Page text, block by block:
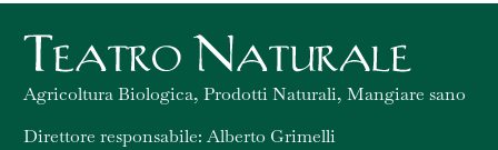
Agricoltura Biologica, Prodotti Naturali, Mangiare sano
Direttore responsabile: Alberto Grimelli